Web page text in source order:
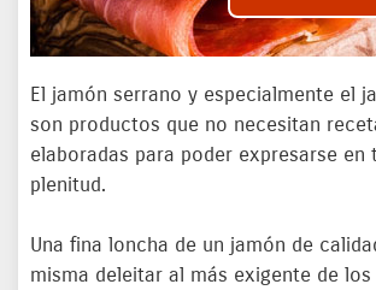
El jamón serrano y especialmente el
son productos que no necesitan
elaboradas para poder expresarse en
plenitud.
Una fina loncha de un jamón de
misma deleitar al más exigente de los